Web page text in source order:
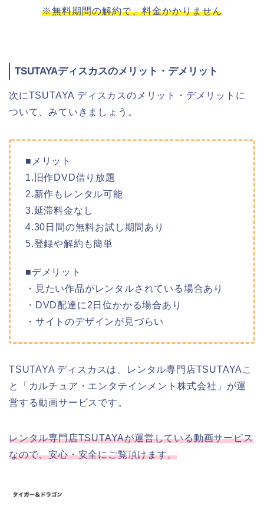
※無料期間の解約で、料金かかりません
TSUTAYAディスカスのメリット・デメリット
次にTSUTAYA ディスカスのメリット・デメリットに
ついて、みていきましょう。
■メリット
1.旧作DVD借り放題
2.新作もレンタル可能
3.延滞料金なし
4.30日間の無料お試し期間あり
5.登録や解約も簡単
■デメリット
・見たい作品がレンタルされている場合あり
・DVD配達に2日位かかる場合あり
・サイトのデザインが見づらい
TSUTAYA ディスカスは、レンタル専門店TSUTAYAこ
と「カルチュア・エンタテインメント株式会社」が運
営する動画サービスです。
レンタル専門店TSUTAYAが運営している動画サービス
なので、安心・安全にご覧頂けます。